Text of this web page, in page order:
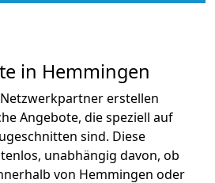
in Hemmingen
erstellen
Angebote, die speziell auf
sind. Diese
unabhängig davon, ob
von Hemmingen oder